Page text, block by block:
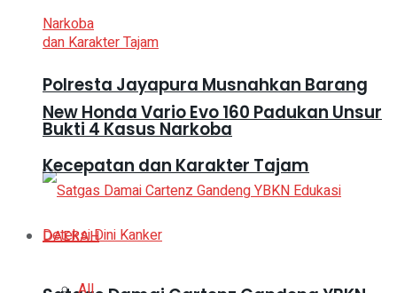
Polresta Jayapura Musnahkan Barang
Bukti 4 Kasus Narkoba
New Honda Vario Evo 160 Padukan Unsur
Kecepatan dan Karakter Tajam
DAERAH